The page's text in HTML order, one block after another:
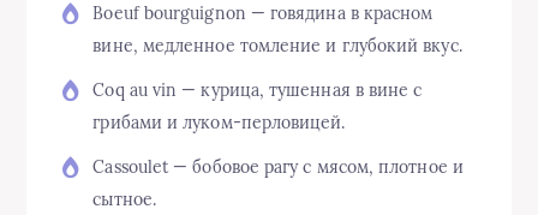
Boeuf bourguignon — говядина в красном
вине, медленное томление и глубокий вкус.
Coq au vin — курица, тушенная в вине с
грибами и луком‑перловицей.
Cassoulet — бобовое рагу с мясом, плотное и
сытное.